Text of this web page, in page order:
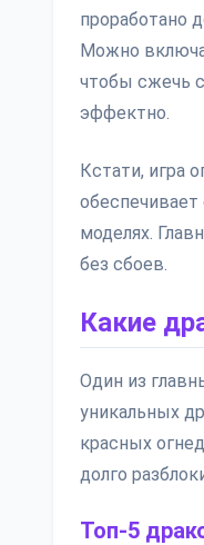
проработано
Можно
чтобы сжечь
эффектно.
Кстати, игра
моделях.
без сбоев.
Какие
Один из
уникальных
красных
долго
Топ-5